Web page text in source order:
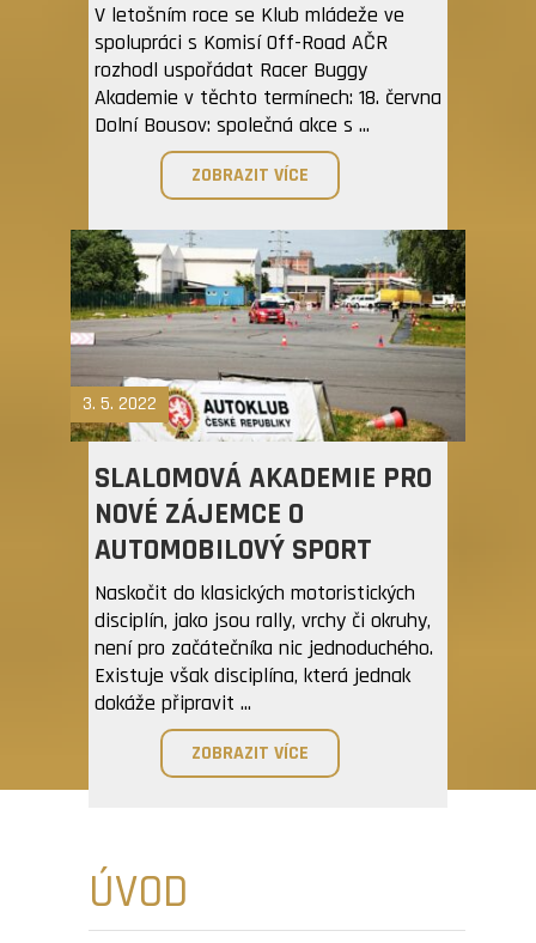
V letošním roce se Klub mládeže ve
spolupráci s Komisí Off-Road AČR
rozhodl uspořádat Racer Buggy
Akademie v těchto termínech: 18. června
Dolní Bousov: společná akce s ...
ZOBRAZIT VÍCE
SLALOMOVÁ AKADEMIE PRO
NOVÉ ZÁJEMCE O
AUTOMOBILOVÝ SPORT
Naskočit do klasických motoristických
disciplín, jako jsou rally, vrchy či okruhy,
není pro začátečníka nic jednoduchého.
Existuje však disciplína, která jednak
dokáže připravit ...
ZOBRAZIT VÍCE
3. 5. 2022
ÚVOD